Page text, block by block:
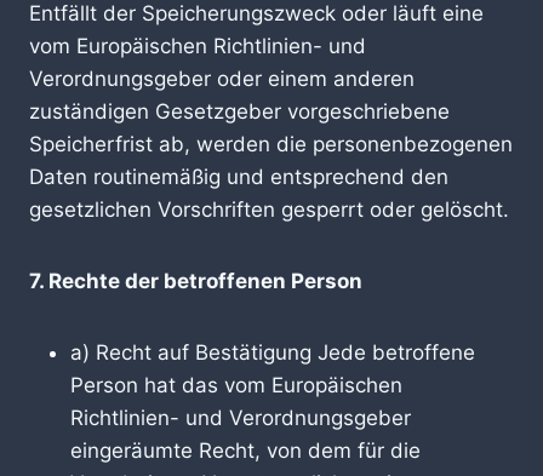
Entfällt der Speicherungszweck oder läuft eine
vom Europäischen Richtlinien- und
Verordnungsgeber oder einem anderen
zuständigen Gesetzgeber vorgeschriebene
Speicherfrist ab, werden die personenbezogenen
Daten routinemäßig und entsprechend den
gesetzlichen Vorschriften gesperrt oder gelöscht.
7. Rechte der betroffenen Person
a) Recht auf Bestätigung Jede betroffene
Person hat das vom Europäischen
Richtlinien- und Verordnungsgeber
eingeräumte Recht, von dem für die